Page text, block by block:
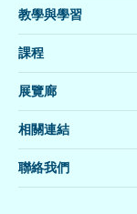
教學與學習
課程
展覽廊
相關連結
聯絡我們